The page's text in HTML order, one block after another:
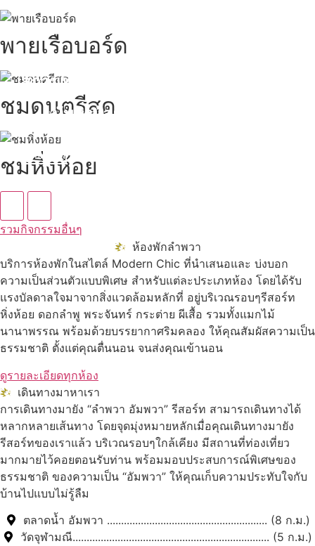
นับหิ่งห้อย ร้อยลำพู ดูพระจันทร์
พายเรือบอร์ด
ชมดนตรีสด
ชมหิ่งห้อย
รวมกิจกรรมอื่นๆ
ห้องพักลำพวา
บริการห้องพักในสไตล์ Modern Chic ที่นำเสนอและ บ่งบอก
ความเป็นส่วนตัวแบบพิเศษ สำหรับแต่ละประเภทห้อง โดยได้รับ
แรงบัลดาลใจมาจากสิ่งแวดล้อมหลักที่ อยู่บริเวณรอบๆรีสอร์ท
หิ่งห้อย ดอกลำพู พระจันทร์ กระต่าย ผีเสื้อ รวมทั้งแมกไม้
นานาพรรณ พร้อมด้วยบรรยากาศริมคลอง ให้คุณสัมผัสความเป็น
ธรรมชาติ ตั้งแต่คุณตื่นนอน จนส่งคุณเข้านอน
ดูรายละเอียดทุกห้อง
เดินทางมาหาเรา
การเดินทางมายัง “ลำพวา อัมพวา” รีสอร์ท สามารถเดินทางได้
หลากหลายเส้นทาง โดยจุดมุ่งหมายหลักเมื่อคุณเดินทางมายัง
รีสอร์ทของเราแล้ว บริเวณรอบๆใกล้เคียง มีสถานที่ท่องเที่ยว
มากมายไว้คอยตอนรับท่าน พร้อมมอบประสบการณ์พิเศษของ
ธรรมชาติ ของความเป็น “อัมพวา” ให้คุณเก็บความประทับใจกับ
บ้านไปแบบไม่รู้ลืม
ตลาดน้ำ อัมพวา ......................................................... (8 ก.ม.)
วัดจุฬามณี...................................................................... (5 ก.ม.)
สถานที่ท่องเที่ยวรอบรีสอร์ท
"ตลาดน้ำอัมพวา"
ดูทั้งหมด